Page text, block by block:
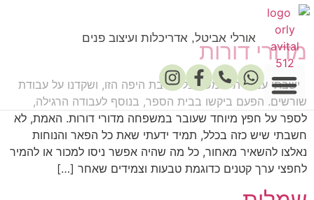
אורלי אביטל, אדריכלות ועיצוב פנים
מדורי דורות
ישבתי עם ביתי במשך כל השבת היפה הזו, ושקדנו על עבודת
שורשים. הפעם ביקשו בבית הספר, בנוסף לעבודה הרגילה,
לספר על חפץ מיוחד שעובר במשפחה מדורי דורות. האמת, לא
חשבתי שיש כזה בכלל, תמיד ידעתי שאת כל הפאר והנוחות
נאלצו להשאיר מאחור, כל מה שהיה אפשר ניסו למכור או להמיר
לחפצי ערך קטנים כדוגמת טבעות וצמידים שאחר […]